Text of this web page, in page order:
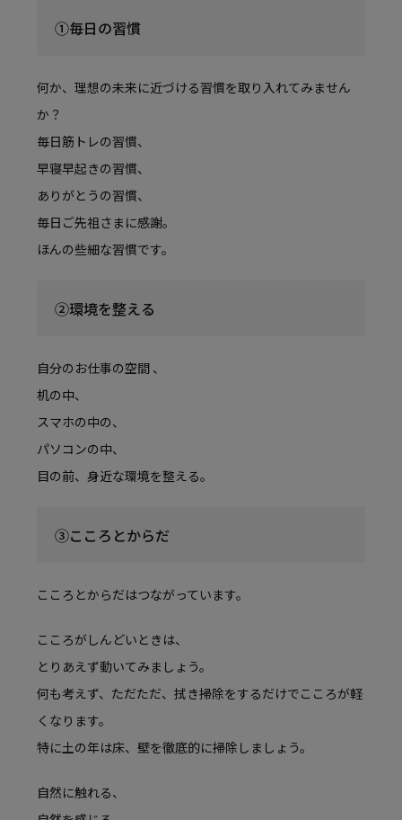
①毎日の習慣
何か、理想の未来に近づける習慣を取り入れてみません
か？
毎日筋トレの習慣、
早寝早起きの習慣、
ありがとうの習慣、
毎日ご先祖さまに感謝。
ほんの些細な習慣です。
②環境を整える
自分のお仕事の空間 、
机の中、
スマホの中の、
パソコンの中、
目の前、身近な環境を整える。
③こころとからだ
こころとからだはつながっています。
こころがしんどいときは、
とりあえず動いてみましょう。
何も考えず、ただただ、拭き掃除をするだけでこころが軽
くなります。
特に土の年は床、壁を徹底的に掃除しましょう。
自然に触れる、